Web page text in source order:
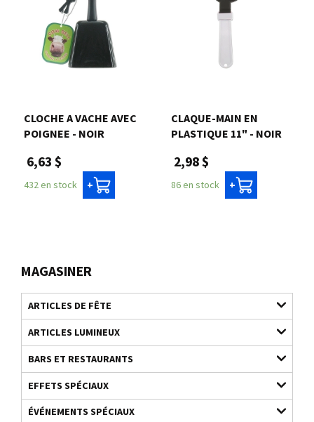
MAGASINER
ARTICLES DE FÊTE
ARTICLES LUMINEUX
BARS ET RESTAURANTS
EFFETS SPÉCIAUX
ÉVÉNEMENTS SPÉCIAUX
CLOCHE A VACHE AVEC
POIGNEE - NOIR
6,63 $
432 en stock +
CLAQUE-MAIN EN
PLASTIQUE 11" - NOIR
2,98 $
86 en stock +